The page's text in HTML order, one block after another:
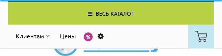
ВЕСЬ КАТАЛОГ
Клиентам Цены